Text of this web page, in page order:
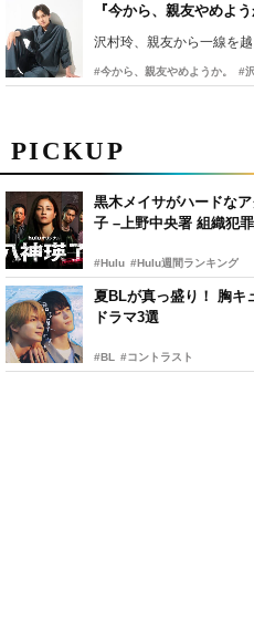
PICKUP
黒木メイサがハードな
子 –上野中央署 組織犯罪
#Hulu #Hulu週間ランキング
夏BLが真っ盛り！ 胸キ
ドラマ3選
#BL #コントラスト
『今から、親友やめよ
沢村玲、親友から一線を
#今から、親友やめようか。 #